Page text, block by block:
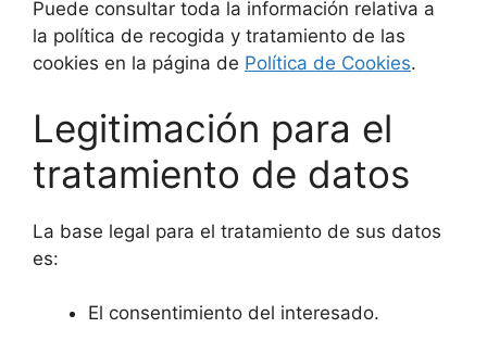
Puede consultar toda la información relativa a
la política de recogida y tratamiento de las
cookies en la página de Política de Cookies.
Legitimación para el
tratamiento de datos
La base legal para el tratamiento de sus datos
es:
El consentimiento del interesado.